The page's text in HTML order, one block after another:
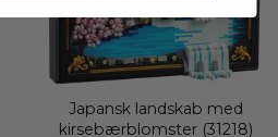
Japansk landskab med
kirsebærblomster (31218)